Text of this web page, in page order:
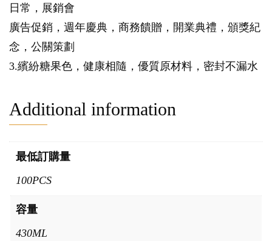
日常，展銷會
廣告促銷，週年慶典，商務饋贈，開業典禮，頒獎紀
念，公關策劃
3.繽紛糖果色，健康相隨，優質原材料，密封不漏水
Additional information
最低訂購量
100PCS
容量
430ML